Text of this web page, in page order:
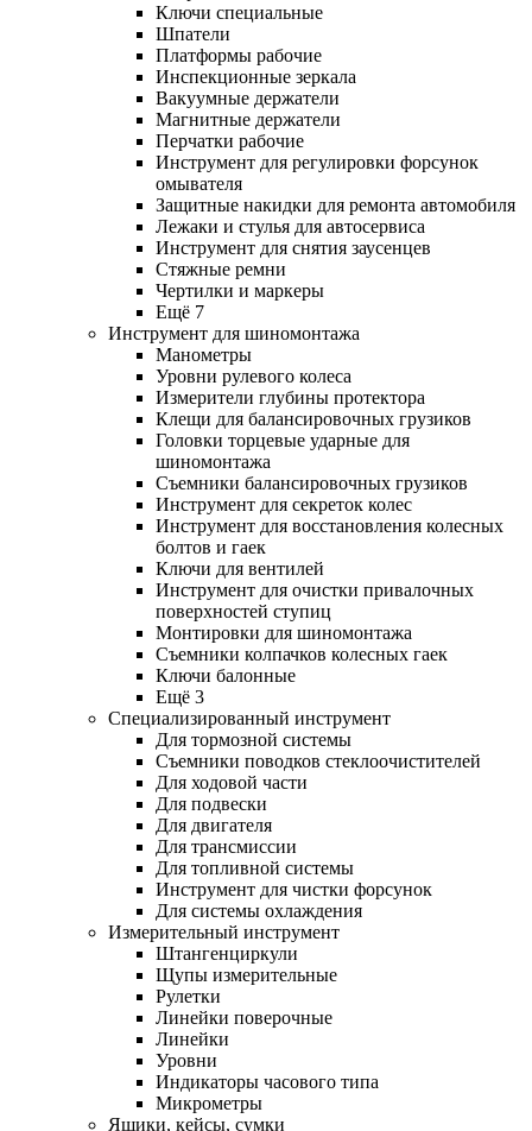
Ключи специальные
Шпатели
Платформы рабочие
Инспекционные зеркала
Вакуумные держатели
Магнитные держатели
Перчатки рабочие
Инструмент для регулировки форсунок
омывателя
Защитные накидки для ремонта автомобиля
Лежаки и стулья для автосервиса
Инструмент для снятия заусенцев
Стяжные ремни
Чертилки и маркеры
Ещё 7
Инструмент для шиномонтажа
Манометры
Уровни рулевого колеса
Измерители глубины протектора
Клещи для балансировочных грузиков
Головки торцевые ударные для
шиномонтажа
Съемники балансировочных грузиков
Инструмент для секреток колес
Инструмент для восстановления колесных
болтов и гаек
Ключи для вентилей
Инструмент для очистки привалочных
поверхностей ступиц
Монтировки для шиномонтажа
Съемники колпачков колесных гаек
Ключи балонные
Ещё 3
Специализированный инструмент
Для тормозной системы
Съемники поводков стеклоочистителей
Для ходовой части
Для подвески
Для двигателя
Для трансмиссии
Для топливной системы
Инструмент для чистки форсунок
Для системы охлаждения
Измерительный инструмент
Штангенциркули
Щупы измерительные
Рулетки
Линейки поверочные
Линейки
Уровни
Индикаторы часового типа
Микрометры
Ящики, кейсы, сумки